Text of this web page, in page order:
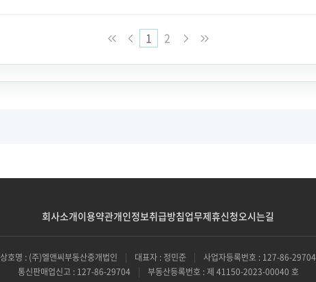
1 2
회사소개이용약관개인정보취급방침업무제휴신청오시는길
상호명 : (주)엘앤씨부동산중개법인 | 대표자 : 정민준 |
사업자등록번호 : 127-86-29704
통신판매업신고 : 127-86-29704
| 부동산등록번호 : 제 41150-2023-00040 호